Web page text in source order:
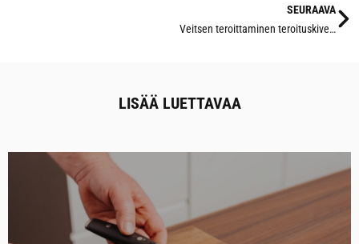
SEURAAVA
Veitsen teroittaminen teroituskivellä
LISÄÄ LUETTAVAA